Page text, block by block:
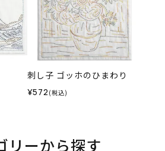
刺し子 ゴッホのひまわり
¥572 (税込)
リーから探す